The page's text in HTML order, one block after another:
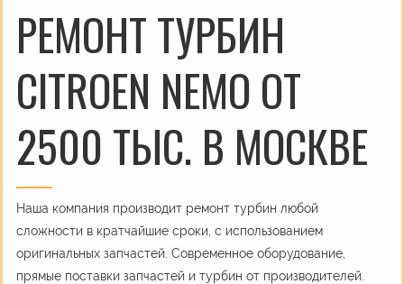
РЕМОНТ ТУРБИН
CITROEN NEMO ОТ
2500 ТЫС. В МОСКВЕ
Наша компания производит ремонт турбин любой
сложности в кратчайшие сроки, с использованием
оригинальных запчастей. Современное оборудование,
прямые поставки запчастей и турбин от производителей.